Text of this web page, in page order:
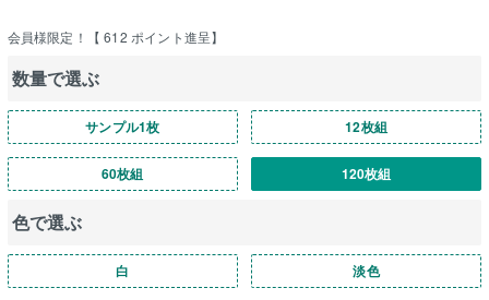
会員様限定！【 612 ポイント進呈】
数量で選ぶ
サンプル1枚 12枚組
60枚組 120枚組
色で選ぶ
白 淡色